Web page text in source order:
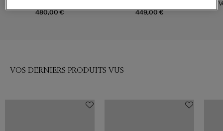
480,00 €
Deep Khaki
449,00 €
Cube
VOS DERNIERS PRODUITS VUS